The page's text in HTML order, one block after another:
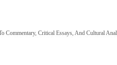
Commentary, Critical Essays, And Cultural